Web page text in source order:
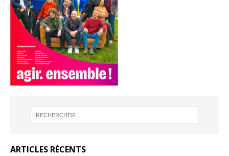
ARTICLES RÉCENTS